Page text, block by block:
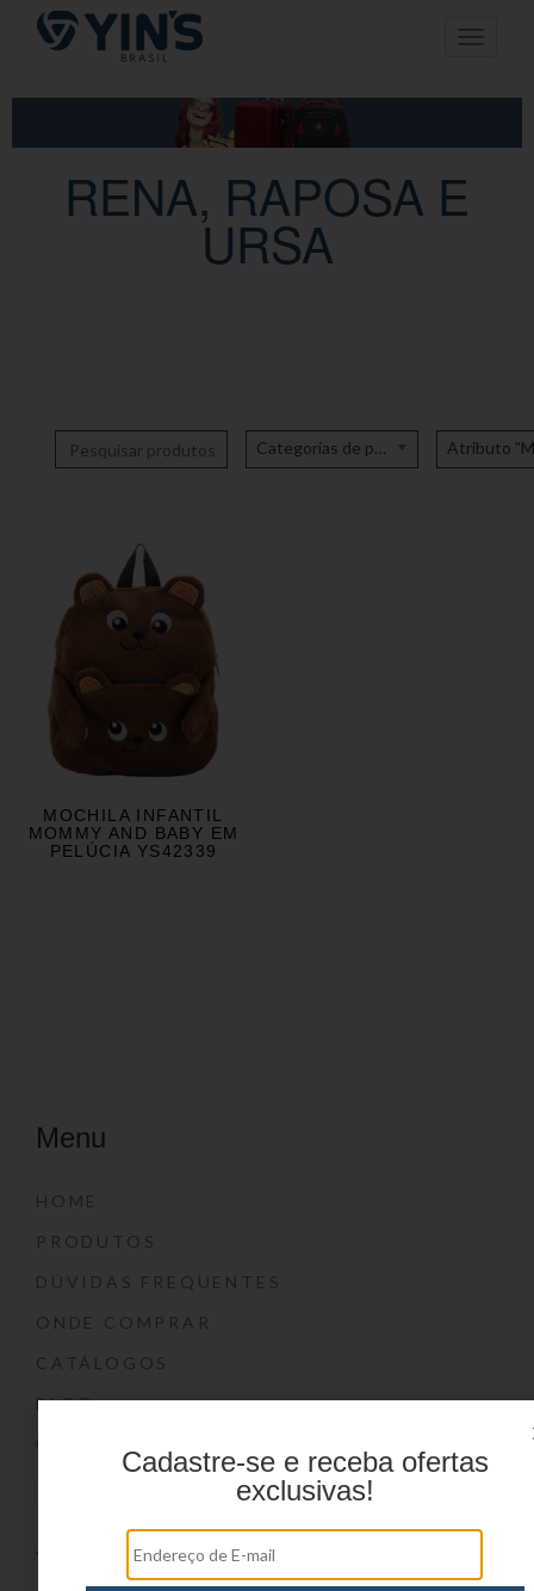
Pular
para
conteúdo
Toggle
RENA, RAPOSA E
URSA
Categorias de produto
MOCHILA INFANTIL
MOMMY AND BABY EM
PELÚCIA YS42339
Menu
HOME
PRODUTOS
DÚVIDAS FREQUENTES
ONDE COMPRAR
CATÁLOGOS
BLOG
Cadastre-se e receba ofertas
exclusivas!